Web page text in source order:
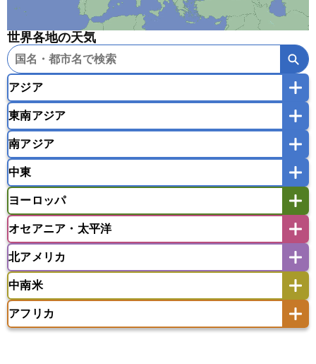
世界各地の天気
アジア
韓国
モンゴル
東南アジア
インドネシア
マレーシア
ミャンマー
ラオス人民民主共和国
東ティモール民主共和国
南アジア
バングラデシュ
モルディブ
中東
アフガニスタン
イスラエル
ウズベキスタン
オマーン
カザフスタン
カタール
キプロス
キルギス
タジキスタン
バーレーン
ヨルダン レバノン
ヨーロッパ
アイスランド
アゼルバイジャン
イギリス
イタリア
ウクライナ
エストニア
オランダ
オーストリア
ギリシャ
オセアニア・太平洋
アメリカ領サモア
サモア独立国
ソロモン諸島
タヒチ
ツバル
トンガ ナウル共和国
ニウエ
北アメリカ
バーミューダ諸島
中南米
アメリカ領バージン諸島
アフリカ